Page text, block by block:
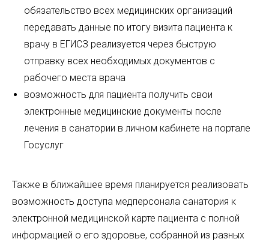
обязательство всех медицинских организаций
передавать данные по итогу визита пациента к
врачу в ЕГИСЗ реализуется через быструю
отправку всех необходимых документов с
рабочего места врача
возможность для пациента получить свои
электронные медицинские документы после
лечения в санатории в личном кабинете на портале
Госуслуг
Также в ближайшее время планируется реализовать
возможность доступа медперсонала санатория к
электронной медицинской карте пациента с полной
информацией о его здоровье, собранной из разных